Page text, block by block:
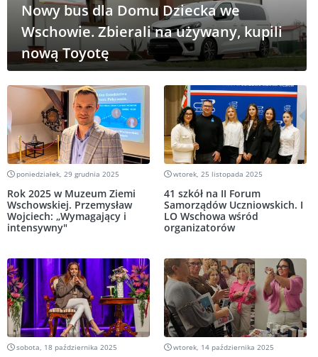
Nowy bus dla Domu Dziecka we
Wschowie. Zbierali na używany, kupili
nową Toyotę
poniedziałek, 29 grudnia 2025
Rok 2025 w Muzeum Ziemi
Wschowskiej. Przemysław
Wojciech: „Wymagający i
intensywny"
wtorek, 25 listopada 2025
41 szkół na II Forum
Samorządów Uczniowskich. I
LO Wschowa wśród
organizatorów
sobota, 18 października 2025 wtorek, 14 października 2025